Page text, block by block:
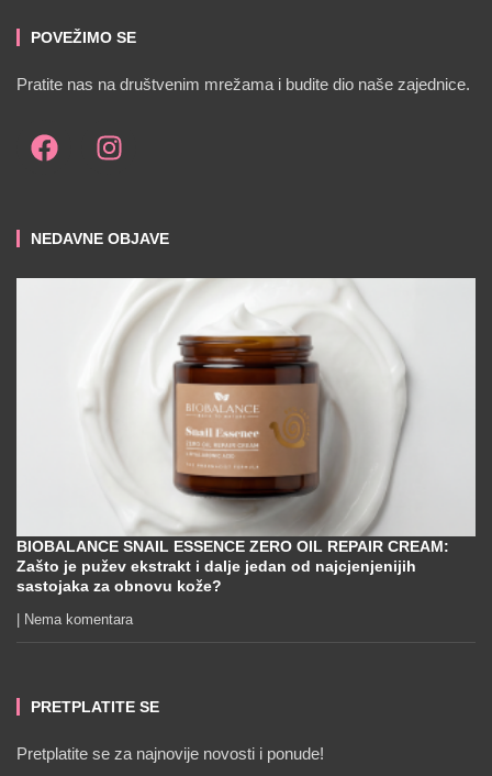
POVEŽIMO SE
Pratite nas na društvenim mrežama i budite dio naše zajednice.
NEDAVNE OBJAVE
BIOBALANCE SNAIL ESSENCE ZERO OIL REPAIR CREAM:
Zašto je pužev ekstrakt i dalje jedan od najcjenjenijih
sastojaka za obnovu kože?
Nema komentara
PRETPLATITE SE
Pretplatite se za najnovije novosti i ponude!